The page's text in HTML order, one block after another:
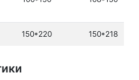
150*220 150*218